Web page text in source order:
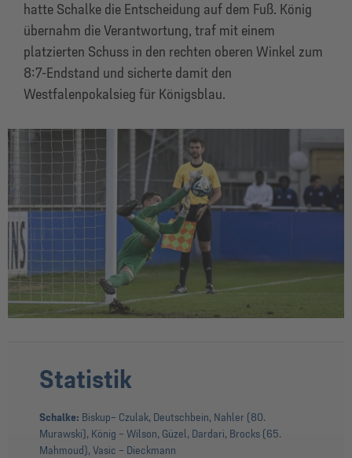
hatte Schalke die Entscheidung auf dem Fuß. König
übernahm die Verantwortung, traf mit einem
platzierten Schuss in den rechten oberen Winkel zum
8:7-Endstand und sicherte damit den
Westfalenpokalsieg für Königsblau.
Statistik
Schalke: Biskup– Czulak, Deutschbein, Nahler (80.
Murawski), König – Wilson, Güzel, Dardari, Brocks (65.
Mahmoud), Vasic – Dieckmann